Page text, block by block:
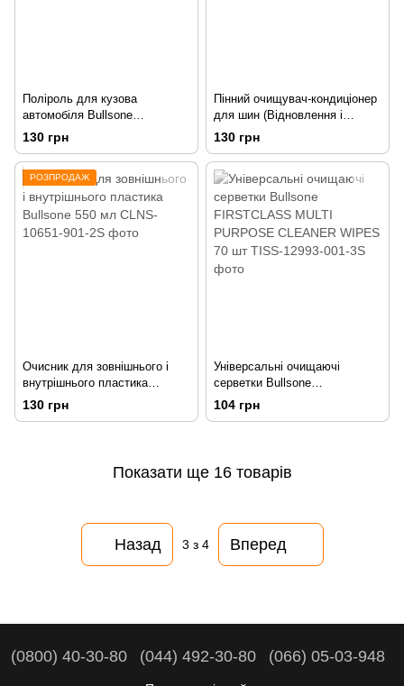
Поліроль для кузова
автомобіля Bullsone
(Миттєвий ефект) Bullsone 550
130 грн
Пінний очищувач-кондиціонер
для шин (Відновлення і
захист) Bullsone 550 мл
130 грн
РОЗПРОДАЖ
Очисник для зовнішнього і
внутрішнього пластика
Bullsone 550 мл
130 грн
Універсальні очищаючі
серветки Bullsone
FIRSTCLASS MULTI
PURPOSE CLEANER WIPES
104 грн
Показати ще 16 товарів
Назад 3 з 4 Вперед
(0800) 40-30-80 (044) 492-30-80 (066) 05-03-948